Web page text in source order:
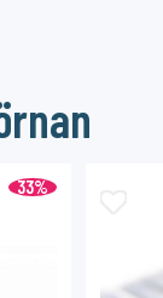
33%